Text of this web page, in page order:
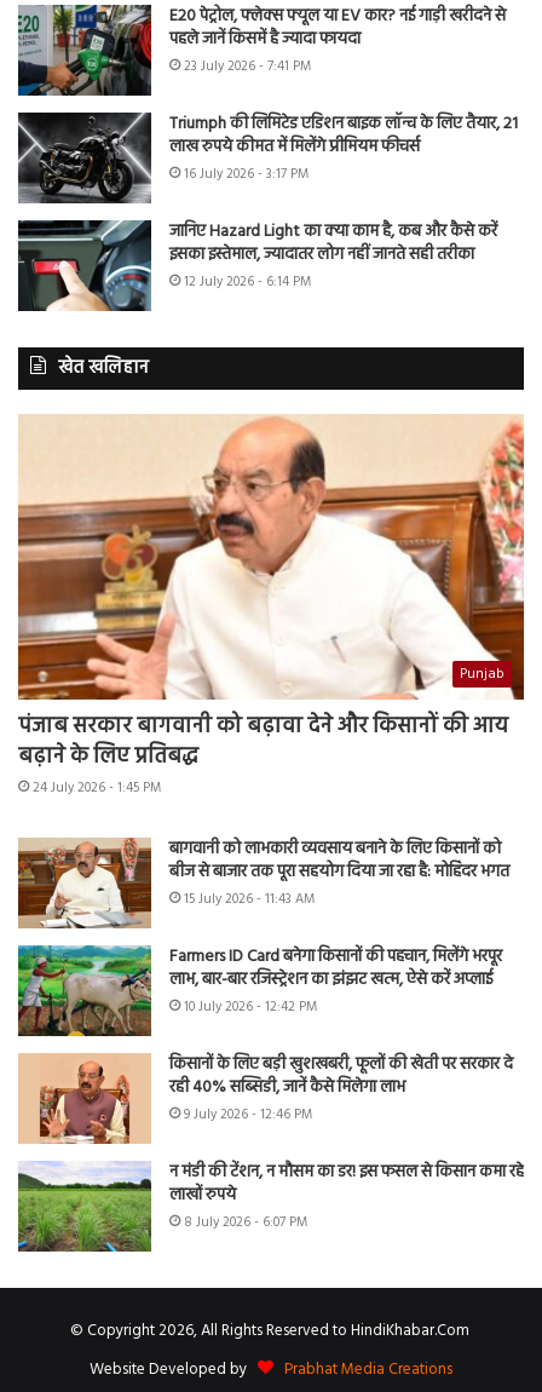
E20 पेट्रोल, फ्लेक्स फ्यूल या EV कार? नई गाड़ी खरीदने से
पहले जानें किसमें है ज्यादा फायदा
23 July 2026 - 7:41 PM
Triumph की लिमिटेड एडिशन बाइक लॉन्च के लिए तैयार, 21
लाख रुपये कीमत में मिलेंगे प्रीमियम फीचर्स
16 July 2026 - 3:17 PM
जानिए Hazard Light का क्या काम है, कब और कैसे करें
इसका इस्तेमाल, ज्यादातर लोग नहीं जानते सही तरीका
12 July 2026 - 6:14 PM
खेत खलिहान
Punjab
पंजाब सरकार बागवानी को बढ़ावा देने और किसानों की आय
बढ़ाने के लिए प्रतिबद्ध
24 July 2026 - 1:45 PM
बागवानी को लाभकारी व्यवसाय बनाने के लिए किसानों को
बीज से बाजार तक पूरा सहयोग दिया जा रहा है: मोहिंदर भगत
15 July 2026 - 11:43 AM
Farmers ID Card बनेगा किसानों की पहचान, मिलेंगे भरपूर
लाभ, बार-बार रजिस्ट्रेशन का झंझट खत्म, ऐसे करें अप्लाई
10 July 2026 - 12:42 PM
किसानों के लिए बड़ी खुशखबरी, फूलों की खेती पर सरकार दे
रही 40% सब्सिडी, जानें कैसे मिलेगा लाभ
9 July 2026 - 12:46 PM
न मंडी की टेंशन, न मौसम का डर! इस फसल से किसान कमा रहे
लाखों रुपये
8 July 2026 - 6:07 PM
© Copyright 2026, All Rights Reserved to HindiKhabar.Com
Website Developed by
Prabhat Media Creations